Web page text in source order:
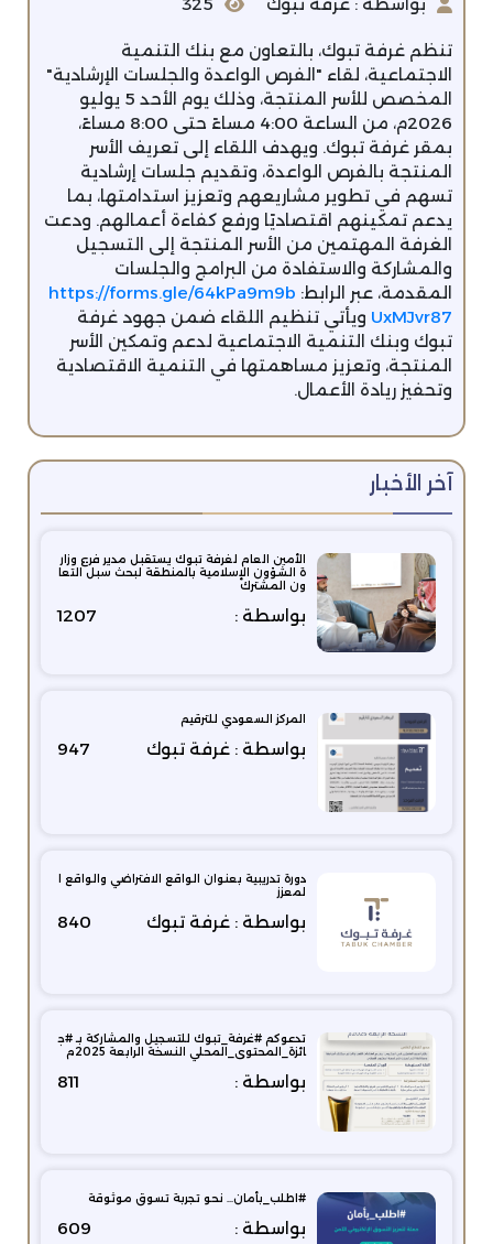
بواسطة : غرفة تبوك 325
تنظم غرفة تبوك، بالتعاون مع بنك التنمية
الاجتماعية، لقاء "الفرص الواعدة والجلسات الإرشادية"
المخصص للأسر المنتجة، وذلك يوم الأحد 5 يوليو
2026م، من الساعة 4:00 مساءً حتى 8:00 مساءً،
بمقر غرفة تبوك. ويهدف اللقاء إلى تعريف الأسر
المنتجة بالفرص الواعدة، وتقديم جلسات إرشادية
تسهم في تطوير مشاريعهم وتعزيز استدامتها، بما
يدعم تمكينهم اقتصاديًا ورفع كفاءة أعمالهم. ودعت
الغرفة المهتمين من الأسر المنتجة إلى التسجيل
والمشاركة والاستفادة من البرامج والجلسات
المقدمة، عبر الرابط: https://forms.gle/64kPa9m9b
UxMJvr87 ويأتي تنظيم اللقاء ضمن جهود غرفة
تبوك وبنك التنمية الاجتماعية لدعم وتمكين الأسر
المنتجة، وتعزيز مساهمتها في التنمية الاقتصادية
وتحفيز ريادة الأعمال.
آخر الأخبار
الأمين العام لغرفة تبوك يستقبل مدير فرع وزار
ة الشؤون الإسلامية بالمنطقة لبحث سبل التعا
ون المشترك
بواسطة : 1207
المركز السعودي للترقيم
بواسطة : غرفة تبوك 947
دورة تدريبية بعنوان الواقع الافتراضي والواقع ا
لمعزز
بواسطة : غرفة تبوك 840
تدعوكم #غرفة_تبوك للتسجيل والمشاركة بـ #ج
ائزة_المحتوى_المحلي النسخة الرابعة 2025م
بواسطة : 811
#اطلب_بأمان… نحو تجربة تسوق موثوقة
بواسطة : 609